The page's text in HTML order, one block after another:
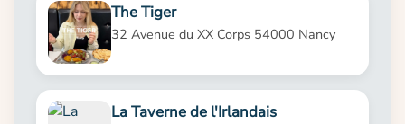
The Tiger
32 Avenue du XX Corps 54000 Nancy
La Taverne de l'Irlandais